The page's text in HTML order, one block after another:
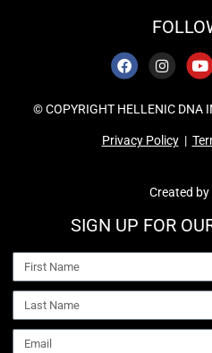
© COPYRIGHT HELLENIC DNA
Privacy Policy|
Created by
SIGN UP FOR